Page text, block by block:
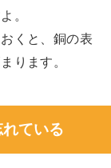
。
くと、銅の表
ります。
ている